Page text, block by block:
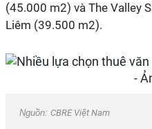
(45.000 m2) và The Valley
Liêm (39.500 m2).
Nguồn: CBRE Việt Nam